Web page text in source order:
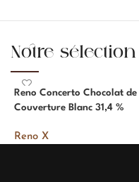
Notre
Reno Concerto Chocolat de
Couverture Blanc 31,4 %
Reno X